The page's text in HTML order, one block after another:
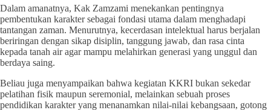
Dalam amanatnya, Kak Zamzami menekankan pentingnya
pembentukan karakter sebagai fondasi utama dalam menghadapi
tantangan zaman. Menurutnya, kecerdasan intelektual harus berjalan
beriringan dengan sikap disiplin, tanggung jawab, dan rasa cinta
kepada tanah air agar mampu melahirkan generasi yang unggul dan
berdaya saing.
Beliau juga menyampaikan bahwa kegiatan KKRI bukan sekedar
pelatihan fisik maupun seremonial, melainkan sebuah proses
pendidikan karakter yang menanamkan nilai-nilai kebangsaan, gotong